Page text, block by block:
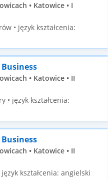
• Katowice • I
• język kształcenia:
• Katowice • II
• język kształcenia:
• Katowice • II
kształcenia: angielski